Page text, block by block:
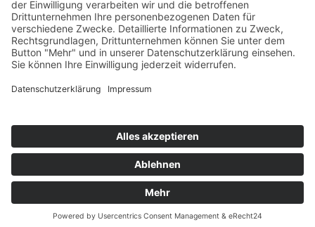
Zahnärzte Potsdam
Zahnarzt Suche
Notdienste Potsdam
Wussten Sie schon?
Zahnarzt Lexikon
©2026 Zahnärzte Potsdam